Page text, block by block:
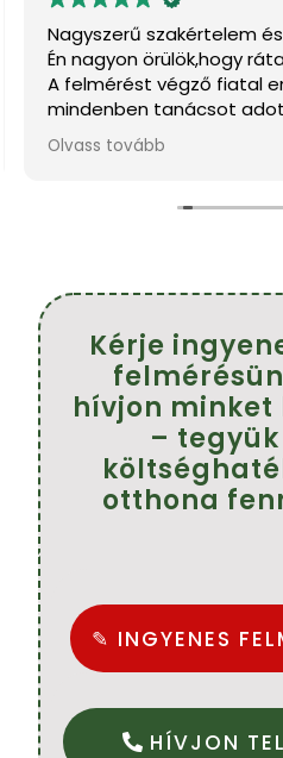
Nagyszerű szakértelem és
Én nagyon örülök,hogy
A felmérést végző fiatal
mindenben tanácsot
pontosak,kedvesek és
Köszönöm szépen.
Olvass tovább
Kérje
hívjon
–
otthona
✎ INGYENES
HÍVJON